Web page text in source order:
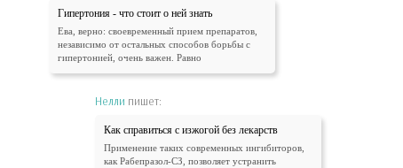
Гипертония - что стоит о ней знать
Ева, верно: своевременный прием препаратов,
независимо от остальных способов борьбы с
гипертонией, очень важен. Равно
Нелли пишет:
Как справиться с изжогой без лекарств
Применение таких современных ингибиторов,
как Рабепразол-СЗ, позволяет устранить